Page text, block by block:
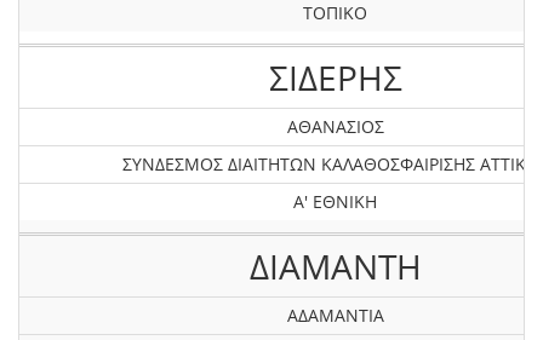
ΤΟΠΙΚΟ
ΣΙΔΕΡΗΣ
ΑΘΑΝΑΣΙΟΣ
ΣΥΝΔΕΣΜΟΣ ΔΙΑΙΤΗΤΩΝ ΚΑΛΑΘΟΣΦΑΙΡΙΣΗΣ
Α' ΕΘΝΙΚΗ
ΔΙΑΜΑΝΤΗ
ΑΔΑΜΑΝΤΙΑ